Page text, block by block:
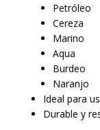
Petróleo
Cereza
Marino
Aqua
Burdeo
Naranjo
Ideal para
Durable y